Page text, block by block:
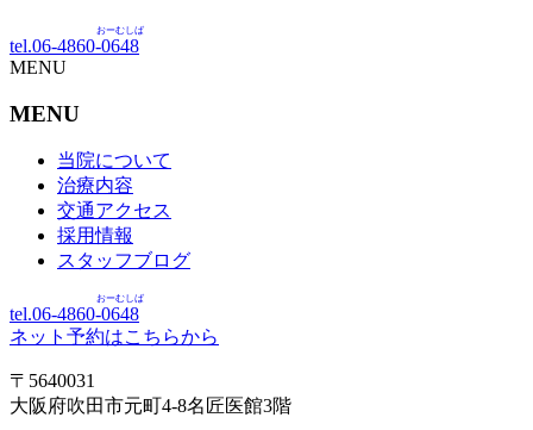
tel.06-4860-0648
おーむしば
MENU
MENU
当院について
治療内容
交通アクセス
採用情報
スタッフブログ
tel.06-4860-0648
おーむしば
ネット予約はこちらから
〒5640031
大阪府吹田市元町4-8名匠医館3階